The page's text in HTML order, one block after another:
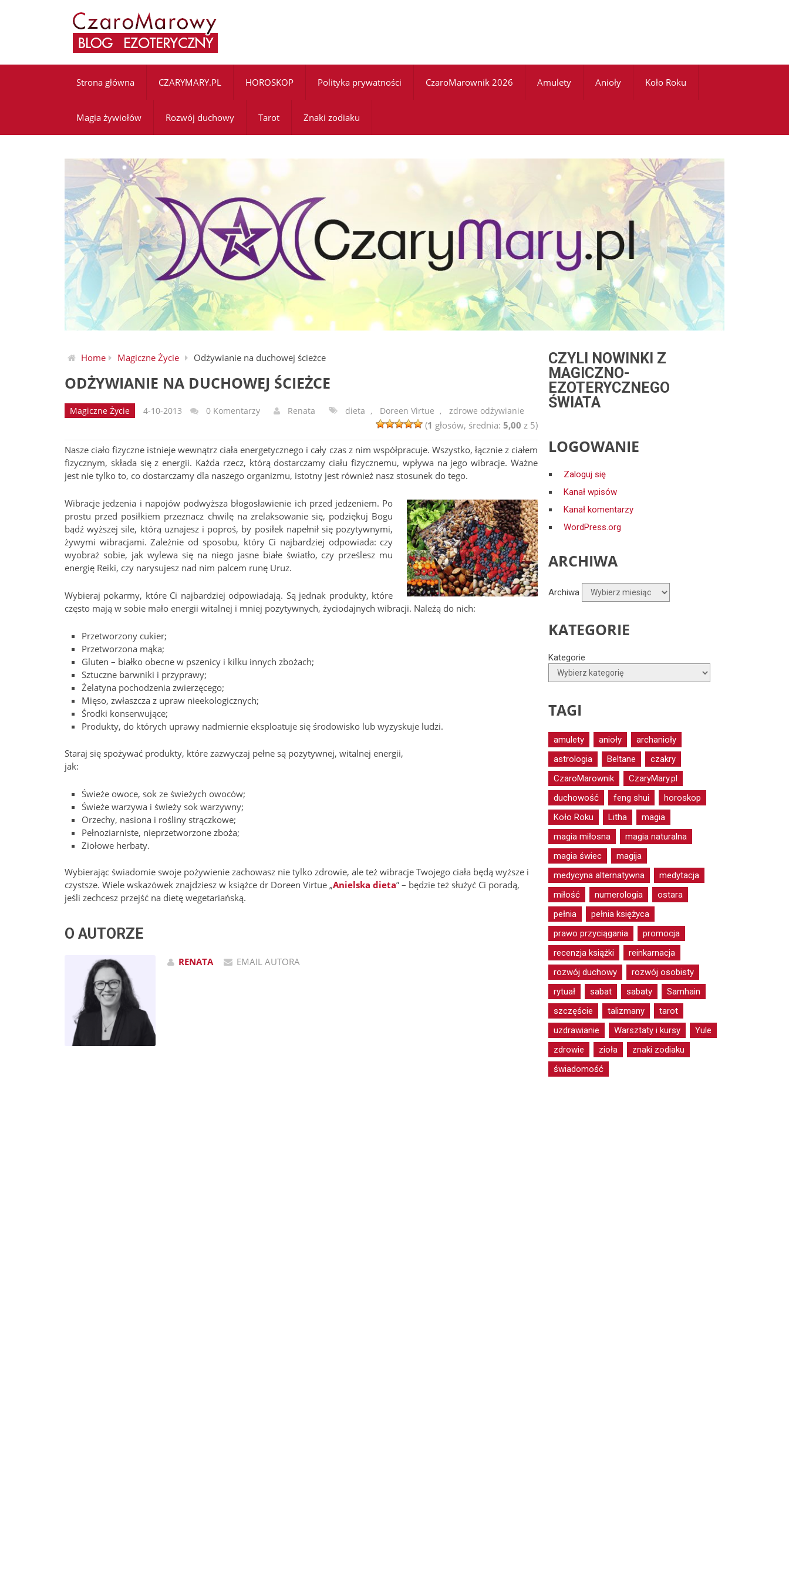
Strona główna CZARYMARY.PL HOROSKOP Polityka prywatności CzaroMarownik 2026 Amulety Anioły Koło Roku
Magia żywiołów Rozwój duchowy Tarot Znaki zodiaku
Home Magiczne Życie Odżywianie na duchowej ścieżce
ODŻYWIANIE NA DUCHOWEJ ŚCIEŻCE
Magiczne Życie 4-10-2013 0 Komentarzy Renata dieta , Doreen Virtue , zdrowe odżywianie
(1 głosów, średnia: 5,00 z 5)
Nasze ciało fizyczne istnieje wewnątrz ciała energetycznego i cały czas z nim współpracuje. Wszystko, łącznie z ciałem
fizycznym, składa się z energii. Każda rzecz, którą dostarczamy ciału fizycznemu, wpływa na jego wibracje. Ważne
jest nie tylko to, co dostarczamy dla naszego organizmu, istotny jest również nasz stosunek do tego.
Wibracje jedzenia i napojów podwyższa błogosławienie ich przed jedzeniem. Po
prostu przed posiłkiem przeznacz chwilę na zrelaksowanie się, podziękuj Bogu
bądź wyższej sile, którą uznajesz i poproś, by posiłek napełnił się pozytywnymi,
żywymi wibracjami. Zależnie od sposobu, który Ci najbardziej odpowiada: czy
wyobraź sobie, jak wylewa się na niego jasne białe światło, czy prześlesz mu
energię Reiki, czy narysujesz nad nim palcem runę Uruz.
Wybieraj pokarmy, które Ci najbardziej odpowiadają. Są jednak produkty, które
często mają w sobie mało energii witalnej i mniej pozytywnych, życiodajnych wibracji. Należą do nich:
Przetworzony cukier;
Przetworzona mąka;
Gluten – białko obecne w pszenicy i kilku innych zbożach;
Sztuczne barwniki i przyprawy;
Żelatyna pochodzenia zwierzęcego;
Mięso, zwłaszcza z upraw nieekologicznych;
Środki konserwujące;
Produkty, do których uprawy nadmiernie eksploatuje się środowisko lub wyzyskuje ludzi.
Staraj się spożywać produkty, które zazwyczaj pełne są pozytywnej, witalnej energii,
jak:
Świeże owoce, sok ze świeżych owoców;
Świeże warzywa i świeży sok warzywny;
Orzechy, nasiona i rośliny strączkowe;
Pełnoziarniste, nieprzetworzone zboża;
Ziołowe herbaty.
Wybierając świadomie swoje pożywienie zachowasz nie tylko zdrowie, ale też wibracje Twojego ciała będą wyższe i
czystsze. Wiele wskazówek znajdziesz w książce dr Doreen Virtue „Anielska dieta” – będzie też służyć Ci poradą,
jeśli zechcesz przejść na dietę wegetariańską.
O AUTORZE
RENATA EMAIL AUTORA
CZYLI NOWINKI Z
MAGICZNO-
EZOTERYCZNEGO
ŚWIATA
LOGOWANIE
Zaloguj się
Kanał wpisów
Kanał komentarzy
WordPress.org
ARCHIWA
Archiwa
KATEGORIE
Kategorie
TAGI
amulety anioły
archanioły
astrologia
Beltane
czakry
CzaroMarownik
CzaryMary.pl
duchowość
feng shui
horoskop
Koło Roku
Litha
magia
magia miłosna
magia naturalna
magia świec
magija
medycyna alternatywna
medytacja
miłość
numerologia
ostara
pełnia
pełnia księżyca
prawo przyciągania
promocja
recenzja książki
reinkarnacja
rozwój duchowy
rozwój osobisty
rytuał
sabat sabaty
Samhain
szczęście
talizmany
tarot
uzdrawianie
Warsztaty i kursy
Yule
zdrowie
zioła
znaki zodiaku
świadomość